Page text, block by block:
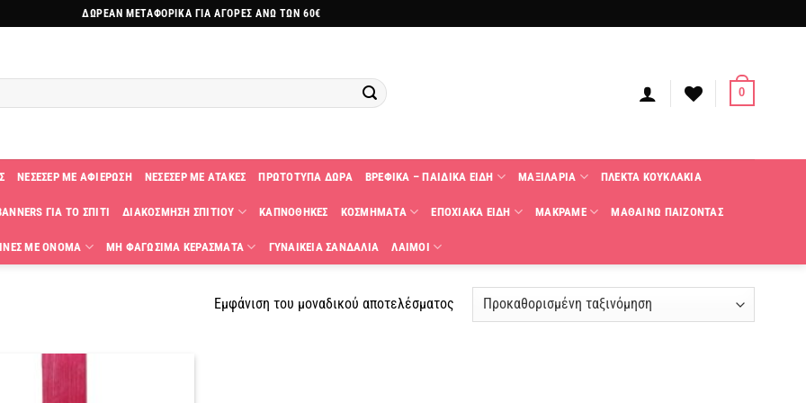
ΔΩΡΕΑΝ ΜΕΤΑΦΟΡΙΚΑ ΓΙΑ ΑΓΟΡΕΣ ΑΝΩ ΤΩΝ 60€
0
ΝΕΣΕΣΕΡ ΜΕ ΑΦΙΕΡΩΣΗ ΝΕΣΕΣΕΡ ΜΕ ΑΤΑΚΕΣ ΠΡΩΤΟΤΥΠΑ ΔΩΡΑ ΒΡΕΦΙΚΑ – ΠΑΙΔΙΚΑ ΕΙΔΗ ΜΑΞΙΛΑΡΙΑ ΠΛΕΚΤΑ KΟΥΚΛΑΚΙΑ
ΓΙΑ ΤΟ ΣΠΙΤΙ ΔΙΑΚΟΣΜΗΣΗ ΣΠΙΤΙΟΥ ΚΑΠΝΟΘΗΚΕΣ ΚΟΣΜΗΜΑΤΑ ΕΠΟΧΙΑΚΑ ΕΙΔΗ ΜΑΚΡΑΜΕ ΜΑΘΑΙΝΩ ΠΑΙΖΟΝΤΑΣ
ΜΕ ΟΝΟΜΑ ΜΗ ΦΑΓΩΣΙΜΑ ΚΕΡΑΣΜΑΤΑ ΓΥΝΑΙΚΕΙΑ ΣΑΝΔΑΛΙΑ ΛΑΙΜΟΙ
Εμφάνιση του μοναδικού αποτελέσματος